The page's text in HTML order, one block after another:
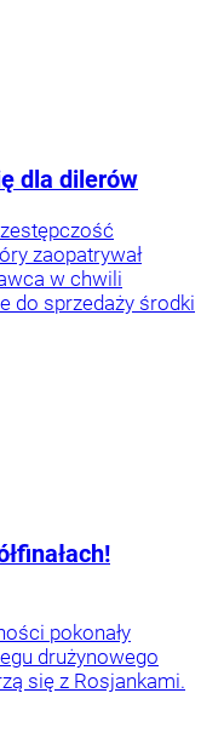
dla dilerów
zaopatrywał
w chwili
do sprzedaży środki
pokonały
drużynowego
się z Rosjankami.